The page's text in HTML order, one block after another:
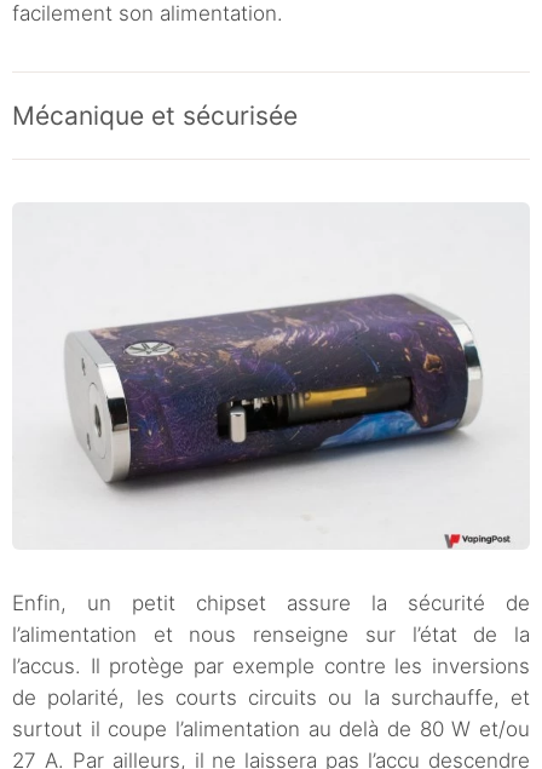
facilement son alimentation.
Mécanique et sécurisée
Enfin, un petit chipset assure la sécurité de
l’alimentation et nous renseigne sur l’état de la
l’accus. Il protège par exemple contre les inversions
de polarité, les courts circuits ou la surchauffe, et
surtout il coupe l’alimentation au delà de 80 W et/ou
27 A. Par ailleurs, il ne laissera pas l’accu descendre